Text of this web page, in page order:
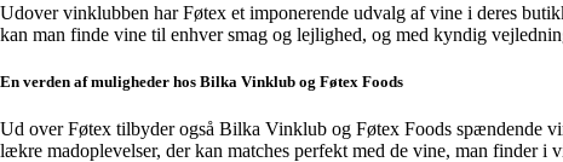
Udover vinklubben har Føtex et imponerende udvalg af vine i deres
kan man finde vine til enhver smag og lejlighed, og med kyndig
En verden af muligheder hos Bilka Vinklub og Føtex Foods
Ud over Føtex tilbyder også Bilka Vinklub og Føtex Foods spændende
lækre madoplevelser, der kan matches perfekt med de vine, man finder i